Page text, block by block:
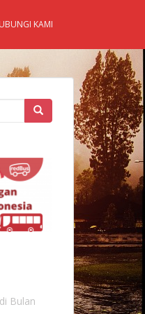
KAMI
Bulan